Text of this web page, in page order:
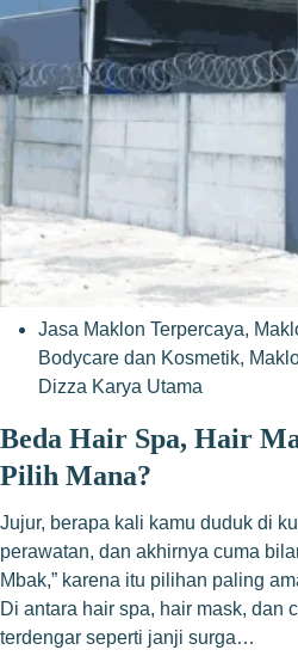
Jasa Maklon Terpercaya,
Bodycare dan Kosmetik,
Dizza Karya Utama
Beda Hair Spa, Hair
Pilih Mana?
Jujur, berapa kali kamu duduk di
perawatan, dan akhirnya cuma
Mbak,” karena itu pilihan paling
Di antara hair spa, hair mask, dan
terdengar seperti janji surga…